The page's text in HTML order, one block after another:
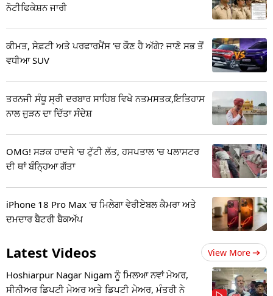
ਨੋਟੀਫਿਕੇਸ਼ਨ ਜਾਰੀ
ਕੀਮਤ, ਸੇਫ਼ਟੀ ਅਤੇ ਪਰਫਾਰਮੈਂਸ 'ਚ ਕੌਣ ਹੈ ਅੱਗੇ? ਜਾਣੋ ਸਭ ਤੋਂ
ਵਧੀਆ SUV
ਤਰਨਜੀ ਸੰਧੂ ਸ੍ਰੀ ਦਰਬਾਰ ਸਾਹਿਬ ਵਿਖੇ ਨਤਮਸਤਕ,ਇਤਿਹਾਸ
ਨਾਲ ਜੁੜਨ ਦਾ ਦਿੱਤਾ ਸੰਦੇਸ਼
OMG! ਸੜਕ ਹਾਦਸੇ 'ਚ ਟੁੱਟੀ ਲੱਤ, ਹਸਪਤਾਲ 'ਚ ਪਲਾਸਟਰ
ਦੀ ਥਾਂ ਬੰਨ੍ਹਿਆ ਗੱਤਾ
iPhone 18 Pro Max 'ਚ ਮਿਲੇਗਾ ਵੇਰੀਏਬਲ ਕੈਮਰਾ ਅਤੇ
ਦਮਦਾਰ ਬੈਟਰੀ ਬੈਕਅੱਪ
Latest Videos View More
Hoshiarpur Nagar Nigam ਨੂੰ ਮਿਲਆ ਨਵਾਂ ਮੇਅਰ,
ਸੀਨੀਅਰ ਡਿਪਟੀ ਮੇਅਰ ਅਤੇ ਡਿਪਟੀ ਮੇਅਰ, ਮੰਤਰੀ ਨੇ